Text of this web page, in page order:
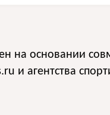
на основании
и агентства